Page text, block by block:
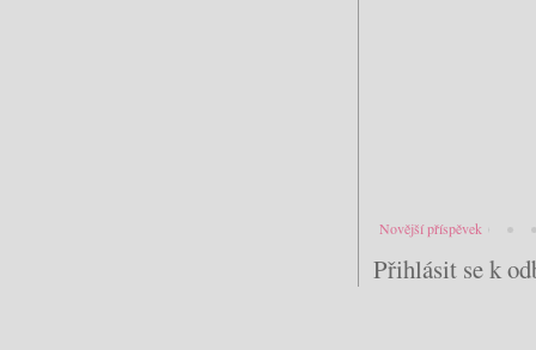
Novější příspěvek
Přihlásit se k